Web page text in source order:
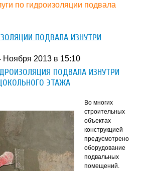
по гидроизоляции подвала
ПОДВАЛА ИЗНУТРИ
Ноября 2013 в 15:10
ПОДВАЛА ИЗНУТРИ
ЭТАЖА
Во многих
строительных
объектах
конструкцией
предусмотрено
оборудование
подвальных
помещений.